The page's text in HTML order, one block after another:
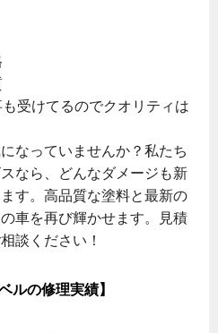
受けてるのでクオリティは
なっていませんか？私たち
なら、どんなダメージも新
す。高品質な塗料と最新の
車を再び輝かせます。見積
談ください！
ルの修理実績】